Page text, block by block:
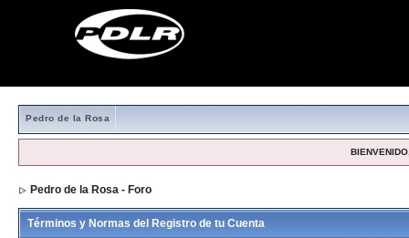
Pedro de la Rosa
Pedro de la Rosa - Foro
Términos y Normas del Registro de tu Cuenta